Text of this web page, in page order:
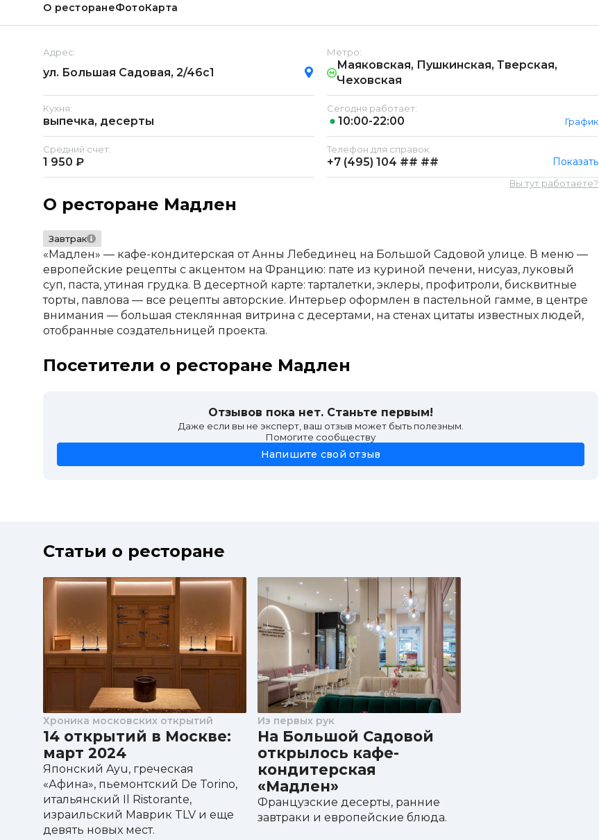
О ресторанеФотоКарта
Адрес:
ул. Большая Садовая, 2/46с1
Метро:
Маяковская, Пушкинская, Тверская,
Чеховская
Кухня:
выпечка, десерты
Сегодня работает:
10:00-22:00 График
Средний счет:
1 950 ₽
Телефон для справок:
+7 (495) 104 ## ## Показать
Вы тут работаете?
О ресторане Мадлен
Завтрак
«Мадлен» — кафе-кондитерская от Анны Лебединец на Большой Садовой улице. В меню —
европейские рецепты с акцентом на Францию: пате из куриной печени, нисуаз, луковый
суп, паста, утиная грудка. В десертной карте: тарталетки, эклеры, профитроли, бисквитные
торты, павлова — все рецепты авторские. Интерьер оформлен в пастельной гамме, в центре
внимания — большая стеклянная витрина с десертами, на стенах цитаты известных людей,
отобранные создательницей проекта.
Посетители о ресторане Мадлен
Отзывов пока нет. Станьте первым!
Даже если вы не эксперт, ваш отзыв может быть полезным.
Помогите сообществу
Напишите свой отзыв
Статьи о ресторане
Хроника московских открытий
14 открытий в Москве:
март 2024
Японский Ayu, греческая
«Афина», пьемонтский De Torino,
итальянский Il Ristorante,
израильский Маврик TLV и еще
девять новых мест.
Из первых рук
На Большой Садовой
открылось кафе-
кондитерская
«Мадлен»
Французские десерты, ранние
завтраки и европейские блюда.